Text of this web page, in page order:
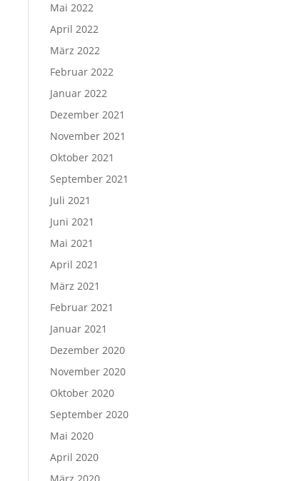
Mai 2022
April 2022
März 2022
Februar 2022
Januar 2022
Dezember 2021
November 2021
Oktober 2021
September 2021
Juli 2021
Juni 2021
Mai 2021
April 2021
März 2021
Februar 2021
Januar 2021
Dezember 2020
November 2020
Oktober 2020
September 2020
Mai 2020
April 2020